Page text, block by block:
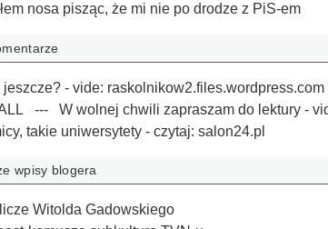
nosa pisząc, że mi nie po drodze z PiS-em
jeszcze? - vide:
--- W wolnej chwili zapraszam do lektury -
takie uniwersytety - czytaj: salon24.pl
wpisy blogera
Witolda Gadowskiego